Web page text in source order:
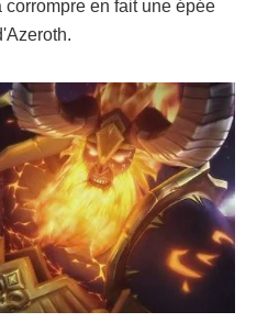
en fait une épée